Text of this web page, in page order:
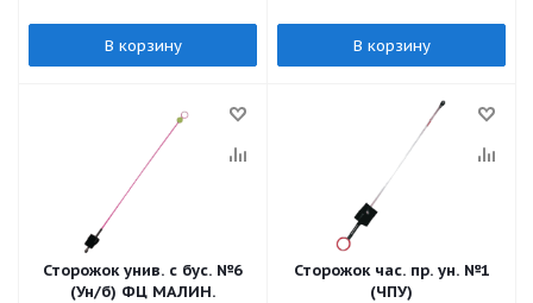
В корзину В корзину
Сторожок унив. с бус. №6
(Ун/б) ФЦ МАЛИН.
Сторожок час. пр. ун. №1
(ЧПУ)